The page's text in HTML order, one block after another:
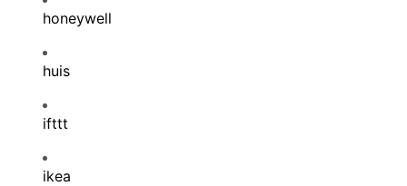
honeywell
huis
ifttt
ikea